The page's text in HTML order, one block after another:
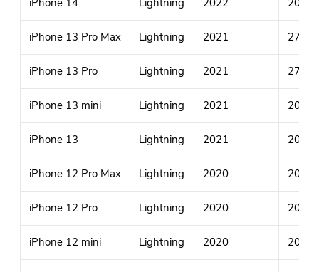
iPhone 14 Lightning 2022 20W
iPhone 13 Pro Max Lightning 2021 27W
iPhone 13 Pro Lightning 2021 27W
iPhone 13 mini Lightning 2021 20W
iPhone 13 Lightning 2021 20W
iPhone 12 Pro Max Lightning 2020 20W
iPhone 12 Pro Lightning 2020 20W
iPhone 12 mini Lightning 2020 20W